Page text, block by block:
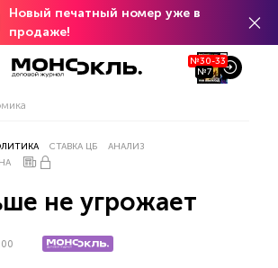
Новый печатный номер уже в
продаже!
№30-33
№7
СТАВКА ЦБ
АНАЛИЗ
не угрожает